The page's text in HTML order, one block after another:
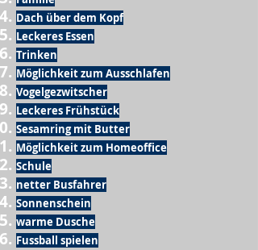
Dach über dem Kopf
Leckeres Essen
Trinken
Möglichkeit zum Ausschlafen
Vogelgezwitscher
Leckeres Frühstück
Sesamring mit Butter
Möglichkeit zum Homeoffice
Schule
netter Busfahrer
Sonnenschein
warme Dusche
Fussball spielen